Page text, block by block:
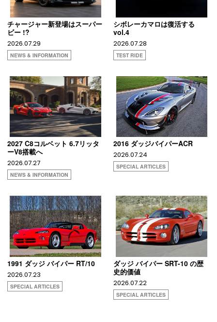
チャージャー新登場はスーパー
ビー !?
2026.07.29
NEWS & INFORMATION
シボレーカマロは復活する
vol.4
2026.07.28
TEST RIDE
2027 C8コルベット 6.7リッタ
ーV8搭載へ
2026.07.27
NEWS & INFORMATION
2016 ダッジバイパーACR
2026.07.24
SPECIAL ARTICLES
1991 ダッジ バイパー RT/10
2026.07.23
SPECIAL ARTICLES
ダッジ バイパー SRT-10 の歴
史的価値
2026.07.22
SPECIAL ARTICLES